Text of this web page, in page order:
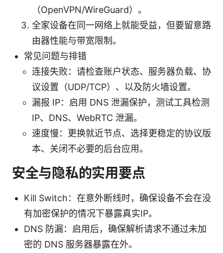
（OpenVPN/WireGuard）。
全家设备在同一网络上就能受益，但要留意路
由器性能与带宽限制。
常见问题与排错
连接失败：请检查账户状态、服务器负载、协
议设置（UDP/TCP）、以及防火墙设置。
漏报 IP：启用 DNS 泄漏保护，测试工具检测
IP、DNS、WebRTC 泄漏。
速度慢：更换就近节点、选择更稳定的协议版
本、关闭不必要的后台应用。
安全与隐私的实用要点
Kill Switch：在意外断线时，确保设备不会在没
有加密保护的情况下暴露真实IP。
DNS 防漏：启用后，确保解析请求不通过未加
密的 DNS 服务器暴露在外。